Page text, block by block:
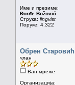
Име и презиме:
Đorđe Božović
Струка: lingvist
Поруке: 4.322
Обрен Старовић
члан
Ван мреже
Организација: